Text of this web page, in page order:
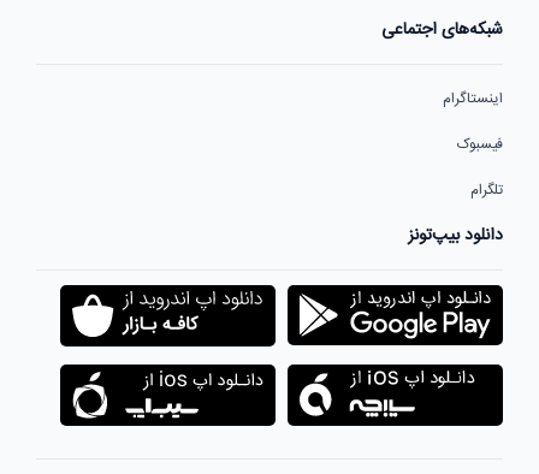
شبکه‌های اجتماعی
اینستاگرام
فیسبوک
تلگرام
دانلود بیپ‌تونز